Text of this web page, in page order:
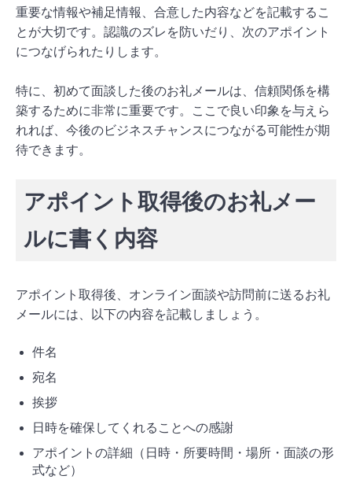
重要な情報や補足情報、合意した内容などを記載するこ
とが大切です。認識のズレを防いだり、次のアポイント
につなげられたりします。
特に、初めて面談した後のお礼メールは、信頼関係を構
築するために非常に重要です。ここで良い印象を与えら
れれば、今後のビジネスチャンスにつながる可能性が期
待できます。
アポイント取得後のお礼メー
ルに書く内容
アポイント取得後、オンライン面談や訪問前に送るお礼
メールには、以下の内容を記載しましょう。
件名
宛名
挨拶
日時を確保してくれることへの感謝
アポイントの詳細（日時・所要時間・場所・面談の形
式など）